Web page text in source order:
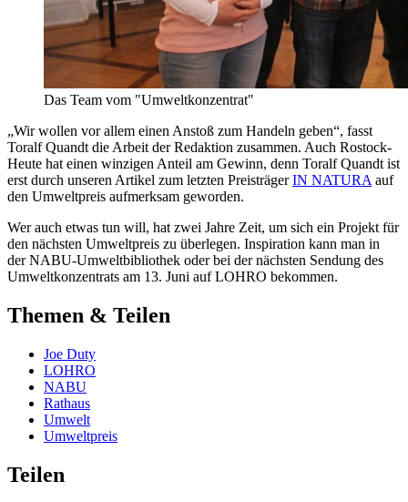
Das Team vom "Umweltkonzentrat"
„Wir wollen vor allem einen Anstoß zum Handeln geben“, fasst
Toralf Quandt die Arbeit der Redaktion zusammen. Auch Rostock-
Heute hat einen winzigen Anteil am Gewinn, denn Toralf Quandt ist
erst durch unseren Artikel zum letzten PreisträgerIN NATURA auf
den Umweltpreis aufmerksam geworden.
Wer auch etwas tun will, hat zwei Jahre Zeit, um sich ein Projekt für
den nächsten Umweltpreis zu überlegen. Inspiration kann man in
der NABU-Umweltbibliothek oder bei der nächsten Sendung des
Umweltkonzentrats am 13. Juni auf LOHRO bekommen.
Themen & Teilen
Joe Duty
LOHRO
NABU
Rathaus
Umwelt
Umweltpreis
Teilen